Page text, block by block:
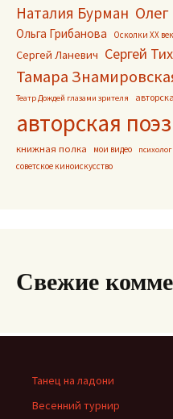
Наталия Бурман
Ольга Грибанова Осколки ХХ
Сергей Ланевич Сергей
Тамара
Театр Дождей глазами зрителя
авторская
книжная полка мои видео
советское киноискусство
Свежие
Танец на ладони
Весенний турнир